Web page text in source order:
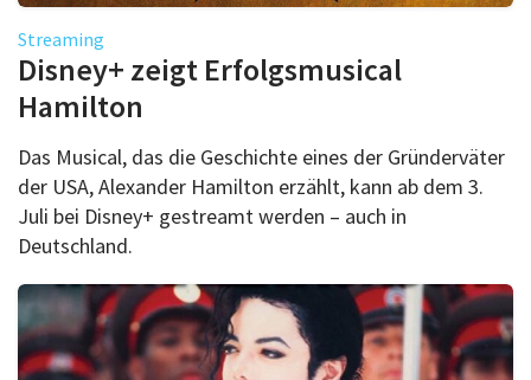
Streaming
Disney+ zeigt Erfolgsmusical
Hamilton
Das Musical, das die Geschichte eines der Gründerväter
der USA, Alexander Hamilton erzählt, kann ab dem 3.
Juli bei Disney+ gestreamt werden – auch in
Deutschland.